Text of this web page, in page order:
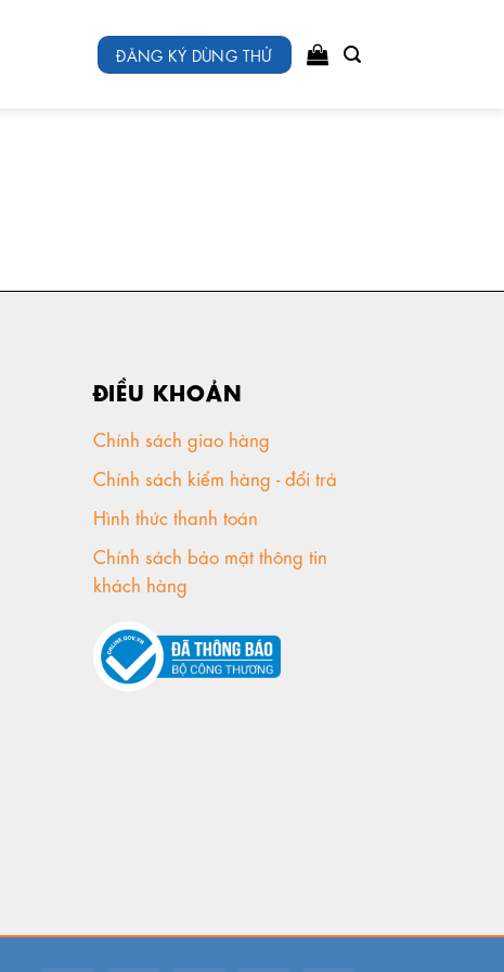
ĐĂNG KÝ DÙNG THỬ
ĐIỀU KHOẢN
Chính sách giao hàng
Chính sách kiểm hàng - đổi trả
Hình thức thanh toán
Chính sách bảo mật thông tin
khách hàng